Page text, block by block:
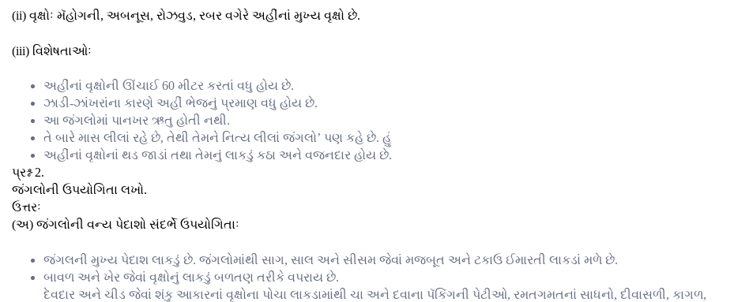
(ii) વૃક્ષોઃ મૅહોગની, અબનૂસ, રોઝવુડ, રબર વગેરે અહીંનાં મુખ્ય વૃક્ષો છે.
(iii) વિશેષતાઓઃ
અહીંનાં વૃક્ષોની ઊંચાઈ 60 મીટર કરતાં વધુ હોય છે.
ઝાડી-ઝાંખરાંના કારણે અહીં ભેજનું પ્રમાણ વધુ હોય છે.
આ જંગલોમાં પાનખર ઋતુ હોતી નથી.
તે બારે માસ લીલાં રહે છે, તેથી તેમને નિત્ય લીલાં જંગલો’ પણ કહે છે. હું
અહીંનાં વૃક્ષોનાં થડ જાડાં તથા તેમનું લાકડું કઠા અને વજનદાર હોય છે.
પ્રશ્ન 2.
જંગલોની ઉપયોગિતા લખો.
ઉત્તરઃ
(અ) જંગલોની વન્ય પેદાશો સંદર્ભે ઉપયોગિતાઃ
જંગલની મુખ્ય પેદાશ લાકડું છે. જંગલોમાંથી સાગ, સાલ અને સીસમ જેવાં મજબૂત અને ટકાઉ ઈમારતી લાકડાં મળે છે.
બાવળ અને ખેર જેવાં વૃક્ષોનું લાકડું બળતણ તરીકે વપરાય છે.
દેવદાર અને ચીડ જેવાં શંકુ આકારનાં વૃક્ષોના પોચા લાકડામાંથી ચા અને દવાના પૅકિંગની પેટીઓ, રમતગમતનાં સાધનો, દીવાસળી, કાગળ,